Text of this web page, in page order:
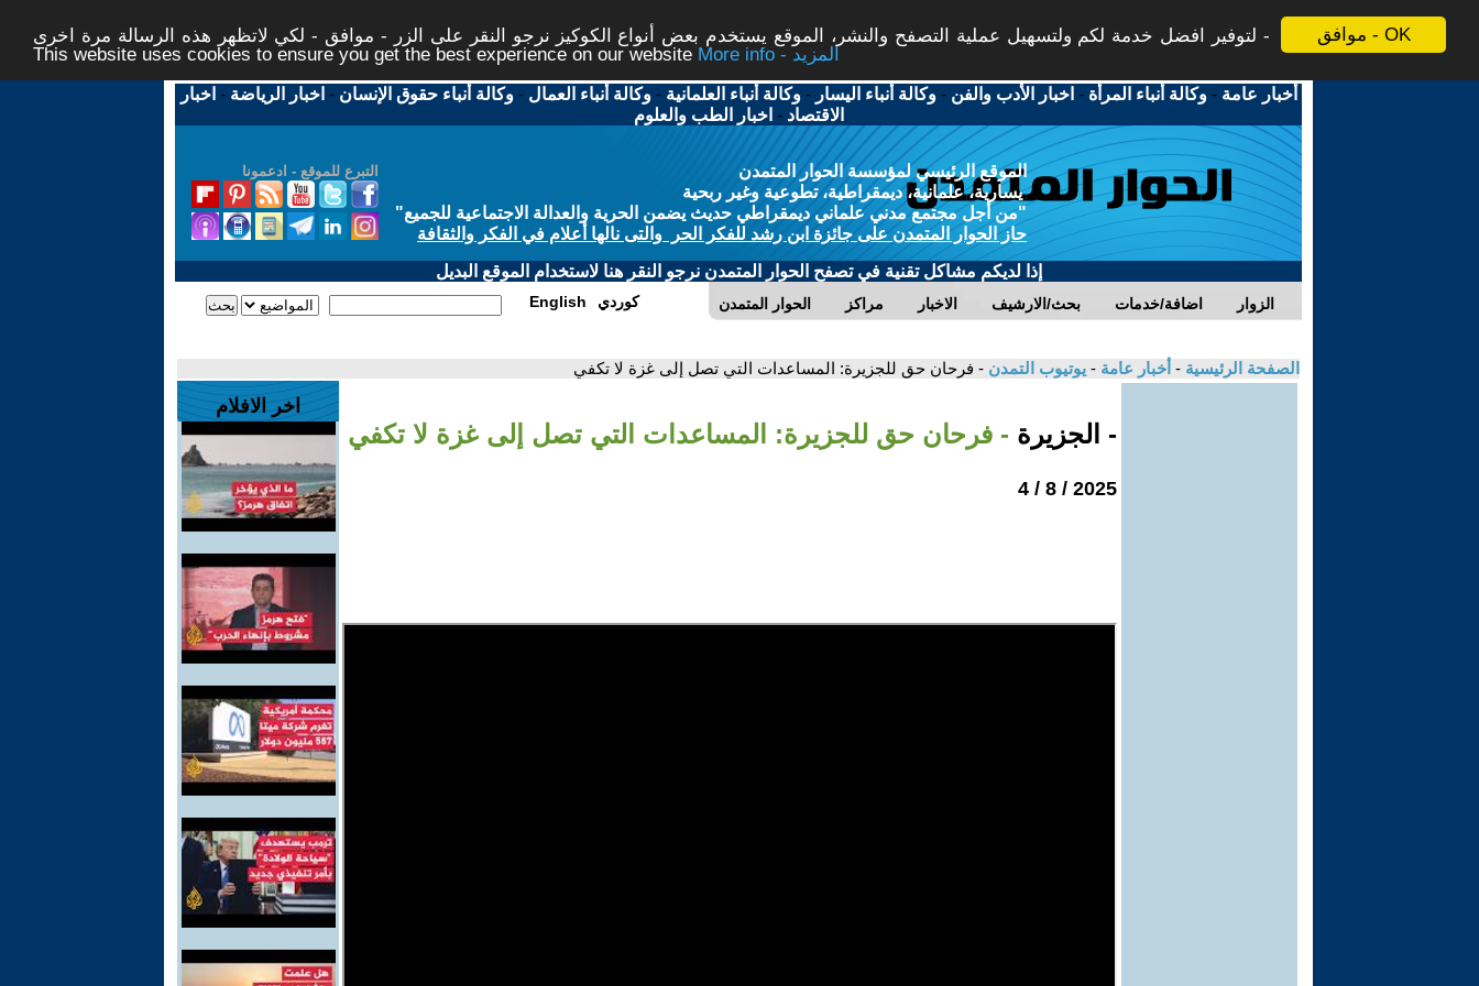
موافق - OK
لتوفير افضل خدمة لكم ولتسهيل عملية التصفح والنشر، الموقع يستخدم بعض أنواع الكوكيز نرجو النقر على الزر - موافق - لكي لاتظهر هذه الرسالة مرة اخرى -
This website uses cookies to ensure you get the best experience on our website
More info - المزيد
أخبار عامة -وكالة أنباء المرأة - اخبار الأدب والفن -وكالة أنباء اليسار -وكالة أنباء العلمانية -وكالة أنباء العمال -وكالة أنباء حقوق الإنسان - اخبار الرياضة - اخبار
الاقتصاد - اخبار الطب والعلوم
التبرع للموقع - ادعمونا
الموقع الرئيسي لمؤسسة الحوار المتمدن
يسارية، علمانية، ديمقراطية، تطوعية وغير ربحية
"من أجل مجتمع مدني علماني ديمقراطي حديث يضمن الحرية والعدالة الاجتماعية للجميع"
حاز الحوار المتمدن على جائزة ابن رشد للفكر الحر والتى نالها أعلام في الفكر والثقافة
إذا لديكم مشاكل تقنية في تصفح الحوار المتمدن نرجو النقر هنا لاستخدام الموقع البديل
الحوار المتمدن مراكز الاخبار بحث/الارشيف اضافة/خدمات الزوار English كوردي
الصفحة الرئيسية - أخبار عامة - يوتيوب التمدن - فرحان حق للجزيرة: المساعدات التي تصل إلى غزة لا تكفي
- الجزيرة - فرحان حق للجزيرة: المساعدات التي تصل إلى غزة لا تكفي
2025 / 8 / 4
اخر الافلام